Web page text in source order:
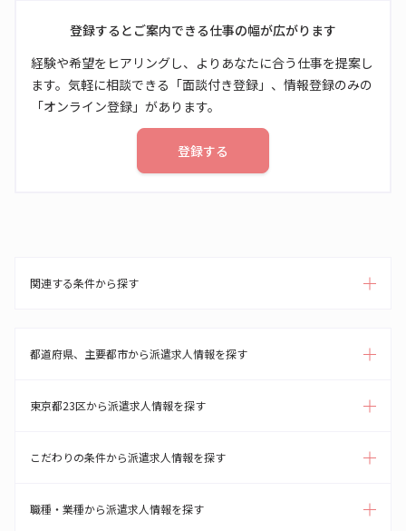
登録するとご案内できる仕事の幅が広がります
経験や希望をヒアリングし、よりあなたに合う仕事を提案し
ます。気軽に相談できる「面談付き登録」、情報登録のみの
「オンライン登録」があります。
登録する
関連する条件から探す
都道府県、主要都市から派遣求人情報を探す
東京都23区から派遣求人情報を探す
こだわりの条件から派遣求人情報を探す
職種・業種から派遣求人情報を探す